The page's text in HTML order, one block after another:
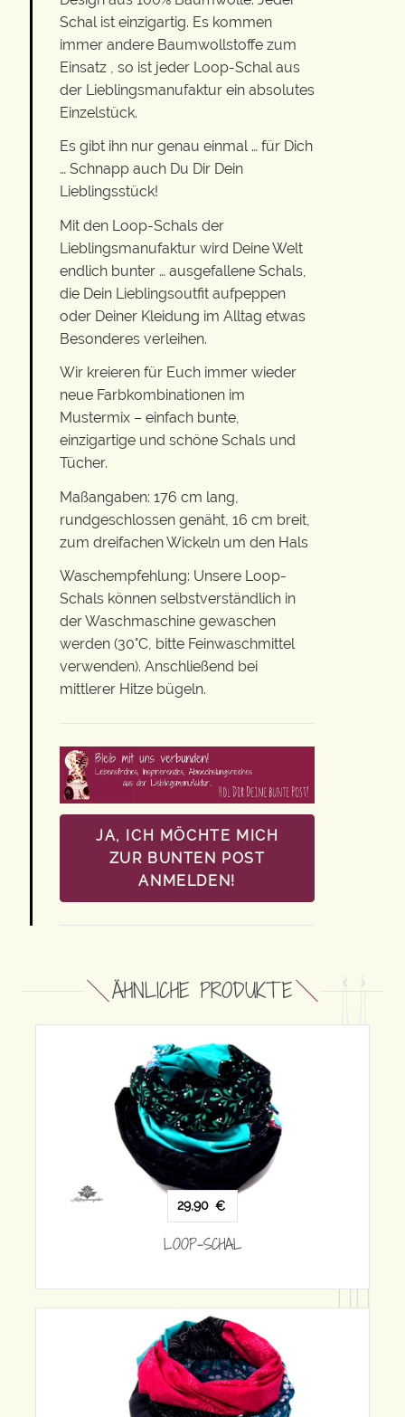
Schal ist einzigartig. Es kommen
immer andere Baumwollstoffe zum
Einsatz , so ist jeder Loop-Schal aus
der Lieblingsmanufaktur ein absolutes
Einzelstück.
Es gibt ihn nur genau einmal … für Dich
… Schnapp auch Du Dir Dein
Lieblingsstück!
Mit den Loop-Schals der
Lieblingsmanufaktur wird Deine Welt
endlich bunter … ausgefallene Schals,
die Dein Lieblingsoutfit aufpeppen
oder Deiner Kleidung im Alltag etwas
Besonderes verleihen.
Wir kreieren für Euch immer wieder
neue Farbkombinationen im
Mustermix – einfach bunte,
einzigartige und schöne Schals und
Tücher.
Maßangaben: 176 cm lang,
rundgeschlossen genäht, 16 cm breit,
zum dreifachen Wickeln um den Hals
Waschempfehlung: Unsere Loop-
Schals können selbstverständlich in
der Waschmaschine gewaschen
werden (30°C, bitte Feinwaschmittel
verwenden). Anschließend bei
mittlerer Hitze bügeln.
JA, ICH MÖCHTE MICH
ZUR BUNTEN POST
ANMELDEN!
ÄHNLICHE PRODUKTE
LOOP-SCHAL